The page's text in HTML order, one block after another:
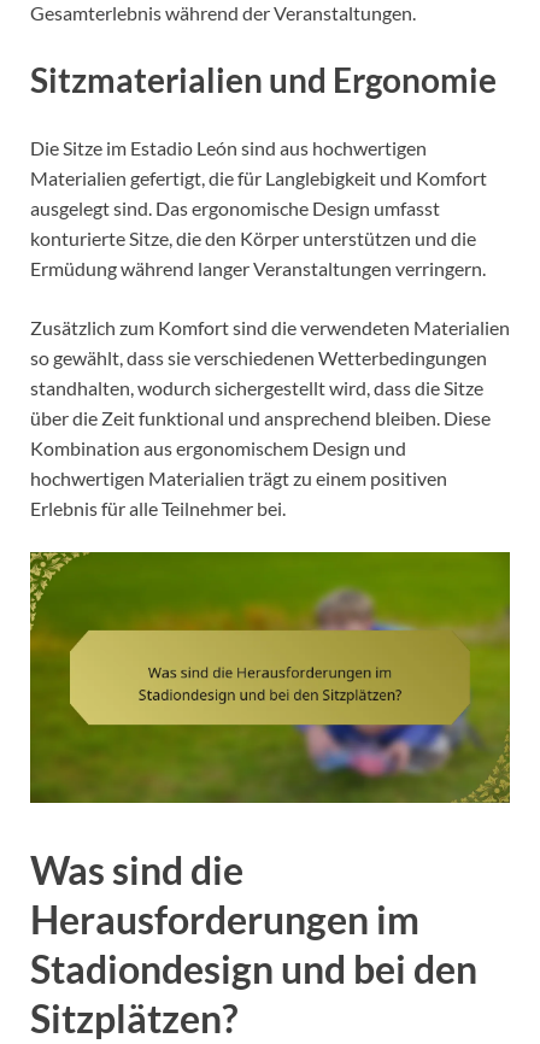
Gesamterlebnis während der Veranstaltungen.
Sitzmaterialien und Ergonomie
Die Sitze im Estadio León sind aus hochwertigen
Materialien gefertigt, die für Langlebigkeit und Komfort
ausgelegt sind. Das ergonomische Design umfasst
konturierte Sitze, die den Körper unterstützen und die
Ermüdung während langer Veranstaltungen verringern.
Zusätzlich zum Komfort sind die verwendeten Materialien
so gewählt, dass sie verschiedenen Wetterbedingungen
standhalten, wodurch sichergestellt wird, dass die Sitze
über die Zeit funktional und ansprechend bleiben. Diese
Kombination aus ergonomischem Design und
hochwertigen Materialien trägt zu einem positiven
Erlebnis für alle Teilnehmer bei.
Was sind die
Herausforderungen im
Stadiondesign und bei den
Sitzplätzen?